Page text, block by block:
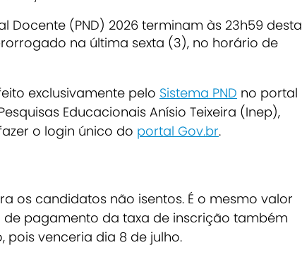
Docente (PND) 2026 terminam às 23h59 desta
na última sexta (3), no horário de
exclusivamente pelo Sistema PND no portal
Educacionais Anísio Teixeira (Inep),
o login único do portal Gov.br.
os candidatos não isentos. É o mesmo valor
pagamento da taxa de inscrição também
pois venceria dia 8 de julho.